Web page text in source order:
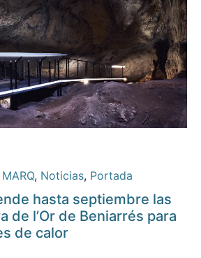
MARQ, Noticias, Portada
hasta septiembre las
de l’Or de Beniarrés para
de calor